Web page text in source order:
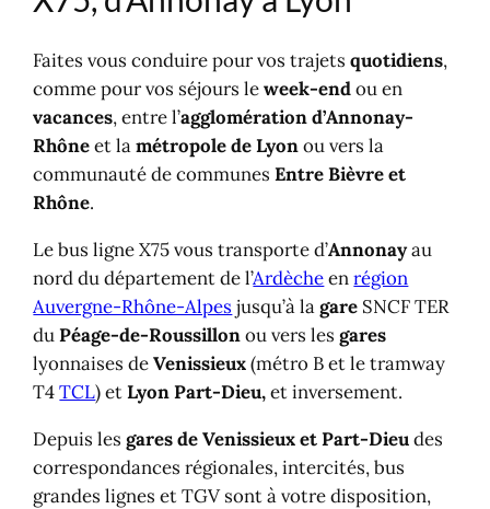
Faites vous conduire pour vos trajetsquotidiens,
comme pour vos séjours leweek-endou en
vacances, entre l’agglomération d’Annonay-
Rhôneet lamétropole de Lyonou vers la
communauté de communesEntre Bièvre et
Rhône.
Le bus ligne X75 vous transporte d’Annonayau
nord du département de l’Ardècheenrégion
Auvergne-Rhône-Alpes jusqu’à lagare SNCF TER
duPéage-de-Roussillonou vers lesgares
lyonnaises deVenissieux(métro B et le tramway
T4TCL) etLyon Part-Dieu,et inversement.
Depuis lesgares de Venissieux et Part-Dieudes
correspondances régionales, intercités, bus
grandes lignes et TGV sont à votre disposition,